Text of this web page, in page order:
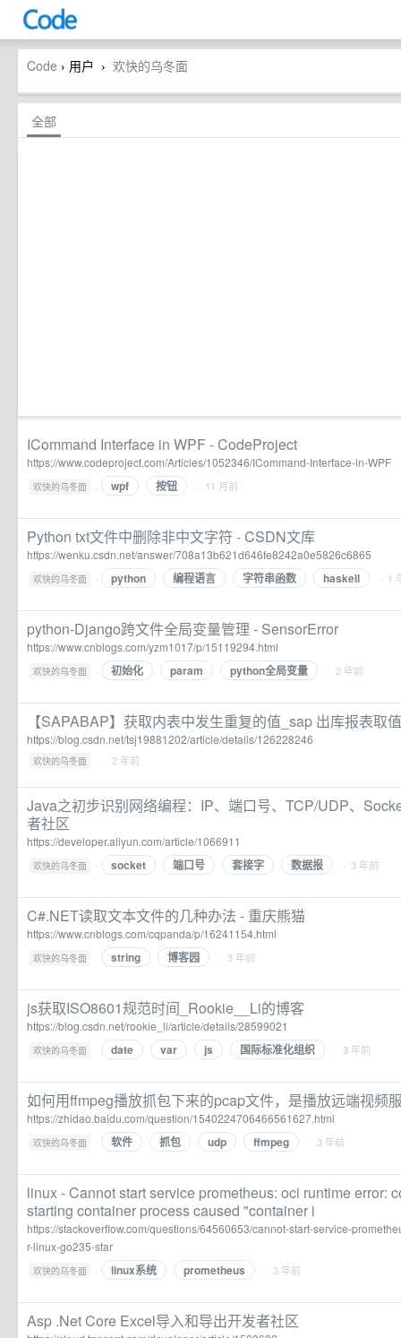
Code › 用户 › 欢快的乌冬面
全部
ICommand Interface in WPF - CodeProject
https://www.codeproject.com/Articles/1052346/ICommand-Interface-in-WPF
欢快的乌冬面 · wpf 按钮 · 11 月前
Python txt文件中删除非中文字符 - CSDN文库
https://wenku.csdn.net/answer/708a13b621d646fe8242a0e5826c6865
欢快的乌冬面 · python 编程语言 字符串函数 haskell · 1
python-Django跨文件全局变量管理 - SensorError
https://www.cnblogs.com/yzm1017/p/15119294.html
欢快的乌冬面 · 初始化 param python全局变量 · 2 年前
【SAPABAP】获取内表中发生重复的值_sap 出库报表取
https://blog.csdn.net/tsj19881202/article/details/126228246
欢快的乌冬面 · · 2 年前
Java之初步识别网络编程：IP、端口号、TCP/UDP、
者社区
https://developer.aliyun.com/article/1066911
欢快的乌冬面 · socket 端口号 套接字 数据报 · 3 年前
C#.NET读取文本文件的几种办法 - 重庆熊猫
https://www.cnblogs.com/cqpanda/p/16241154.html
欢快的乌冬面 · string 博客园 · 3 年前
js获取ISO8601规范时间_Rookie__Li的博客
https://blog.csdn.net/rookie_li/article/details/28599021
欢快的乌冬面 · date var js 国际标准化组织 · 3 年前
如何用ffmpeg播放抓包下来的pcap文件，是播放远端视频
https://zhidao.baidu.com/question/1540224706466561627.html
欢快的乌冬面 · 软件 抓包 udp ffmpeg · 3 年前
linux - Cannot start service prometheus: oci runtime error:
starting container process caused "container i
https://stackoverflow.com/questions/64560653/cannot-start-service-
r-linux-go235-star
欢快的乌冬面 · linux系统 prometheus · 3 年前
Asp .Net Core Excel导入和导出开发者社区